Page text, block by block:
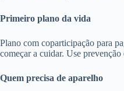
Primeiro plano da vida
Plano com coparticipação para
começar a cuidar. Use
Quem precisa de aparelho